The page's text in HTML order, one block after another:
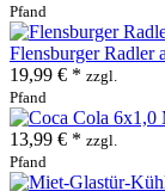
Pfand
Flensburger
19,99 € * zzgl.
Pfand
13,99 € * zzgl.
Pfand